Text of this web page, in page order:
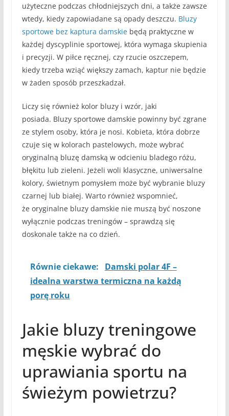
użyteczne podczas chłodniejszych dni, a także zawsze
wtedy, kiedy zapowiadane są opady deszczu. Bluzy
sportowe bez kaptura damskiebędą praktyczne w
każdej dyscyplinie sportowej, która wymaga skupienia
i precyzji. W piłce ręcznej, czy rzucie oszczepem,
kiedy trzeba wziąć większy zamach, kaptur nie będzie
w żaden sposób przeszkadzał.
Liczy się również kolor bluzy i wzór, jaki
posiada. Bluzy sportowe damskie powinny być zgrane
ze stylem osoby, która je nosi. Kobieta, która dobrze
czuje się w kolorach pastelowych, może wybrać
oryginalną bluzę damską w odcieniu bladego różu,
błękitu lub zieleni. Jeżeli woli klasyczne, uniwersalne
kolory, świetnym pomysłem może być wybranie bluzy
czarnej lub białej. Warto również wspomnieć,
że oryginalne bluzy damskie nie muszą być noszone
wyłącznie podczas treningów – sprawdzą się
doskonale także na co dzień.
Równie ciekawe:
Damski polar 4F –
idealna warstwa termiczna na każdą
porę roku
Jakie bluzy treningowe
męskie wybrać do
uprawiania sportu na
świeżym powietrzu?